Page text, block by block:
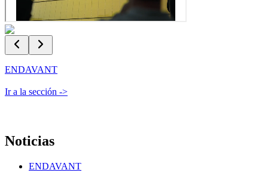
ENDAVANT
Ir a la sección ->
Noticias
ENDAVANT